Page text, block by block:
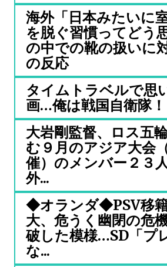
海外「日本みたいに
を脱ぐ習慣ってどう
の中での靴の扱いに
の反応
タイムトラベルで思
画…俺は戦国自衛隊！
大岩剛監督、ロス五
む９月のアジア大会
催）のメンバー２３
外...
◆オランダ◆PSV移
大、危うく幽閉の危
破した模様…SD「プ
な...